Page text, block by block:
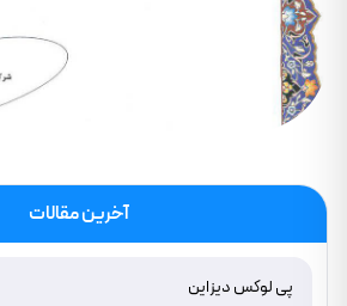
آخرین مقالات
پی لوکس دیزاین